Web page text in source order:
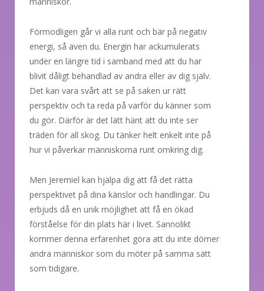
Förmodligen går vi alla runt och bär på negativ
energi, så även du. Energin har ackumulerats
under en längre tid i samband med att du har
blivit dåligt behandlad av andra eller av dig själv.
Det kan vara svårt att se på saken ur rätt
perspektiv och ta reda på varför du känner som
du gör. Därför är det lätt hänt att du inte ser
träden för all skog. Du tänker helt enkelt inte på
hur vi påverkar människorna runt omkring dig.
Men Jeremiel kan hjälpa dig att få det rätta
perspektivet på dina känslor och handlingar. Du
erbjuds då en unik möjlighet att få en ökad
förståelse för din plats här i livet. Sannolikt
kommer denna erfarenhet göra att du inte dömer
andra människor som du möter på samma sätt
som tidigare.